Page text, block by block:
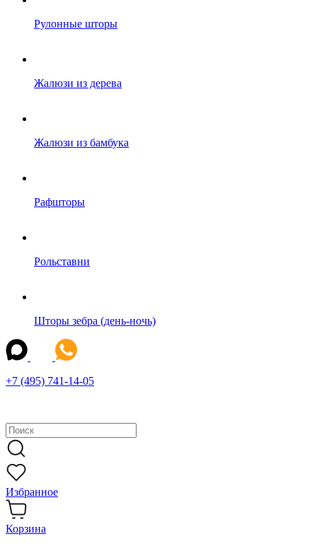
Рулонные шторы
Жалюзи из дерева
Жалюзи из бамбука
Рафшторы
Рольставни
Шторы зебра (день-ночь)
+7 (495) 741-14-05
Избранное
Корзина